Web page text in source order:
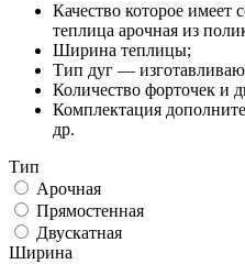
Качество которое
теплица арочная из
Ширина теплицы;
Тип дуг —
Количество форточек и
Комплектация
др.
Тип
Арочная
Прямостенная
Двускатная
Ширина